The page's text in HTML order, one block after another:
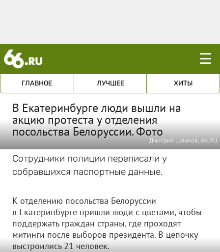
☰
ГЛАВНОЕ ЛУЧШЕЕ ХИТЫ
В Екатеринбурге люди вышли на
акцию протеста у отделения
посольства Белоруссии. Фото
Дмитрий Шлыков, 66.RU
Сотрудники полиции переписали у
собравшихся паспортные данные.
К отделению посольства Белоруссии
в Екатеринбурге пришли люди с цветами, чтобы
поддержать граждан страны, где проходят
митинги после выборов президента. В цепочку
выстроились 21 человек.